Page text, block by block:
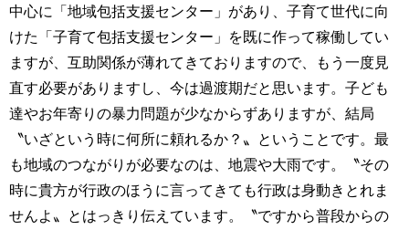
中心に「地域包括支援センター」があり、子育て世代に向
けた「子育て包括支援センター」を既に作って稼働してい
ますが、互助関係が薄れてきておりますので、もう一度見
直す必要がありますし、今は過渡期だと思います。子ども
達やお年寄りの暴力問題が少なからずありますが、結局
〝いざという時に何所に頼れるか？〟ということです。最
も地域のつながりが必要なのは、地震や大雨です。〝その
時に貴方が行政のほうに言ってきても行政は身動きとれま
せんよ〟とはっきり伝えています。〝ですから普段からの